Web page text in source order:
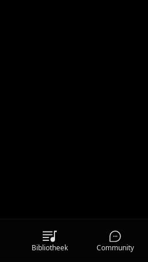
Bibliotheek Community